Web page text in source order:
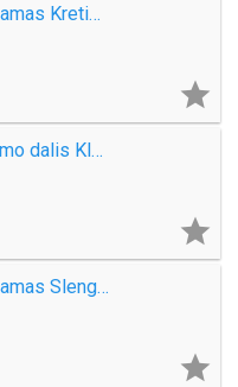
Parduodamas namas Kretingos mieste

Parduodama namo dalis Klaipėdos mieste

Parduodamas namas Slengiuose
